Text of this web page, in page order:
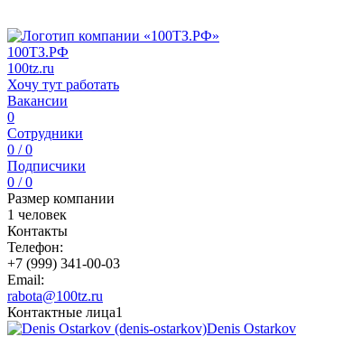
100ТЗ.РФ
100tz.ru
Хочу тут работать
Вакансии
0
Сотрудники
0 / 0
Подписчики
0 / 0
Размер компании
1 человек
Контакты
Телефон:
+7 (999) 341-00-03
Email:
rabota@100tz.ru
Контактные лица1
Denis Ostarkov